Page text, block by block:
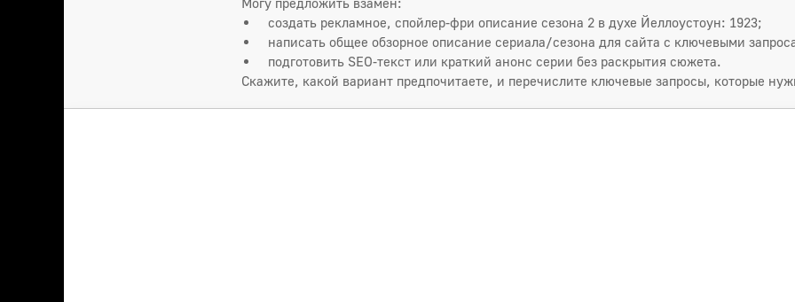
создать рекламное, спойлер‑фри описание сезона 2 в духе Йеллоустоун: 1923;
написать общее обзорное описание сериала/сезона для сайта с ключевыми
подготовить SEO‑текст или краткий анонс серии без раскрытия сюжета.
Скажите, какой вариант предпочитаете, и перечислите ключевые запросы, которые